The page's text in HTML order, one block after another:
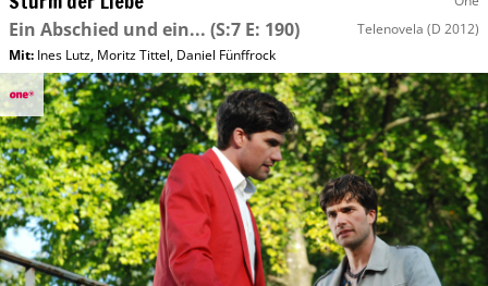
Ein Abschied und ein... (S:7 E: 190) Telenovela (D 2012)
Mit: Ines Lutz, Moritz Tittel, Daniel Fünffrock